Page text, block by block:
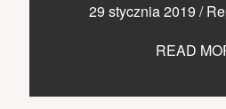
29 stycznia 2019 /
READ